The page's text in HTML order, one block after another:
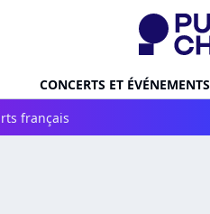
CONCERTS ET ÉVÉNEMENTS
français